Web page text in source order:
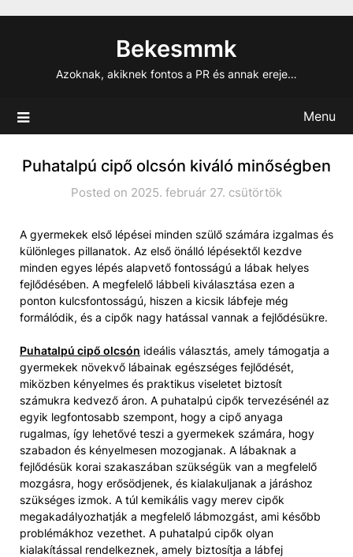
Bekesmmk
Azoknak, akiknek fontos a PR és annak ereje…
Menu
Puhatalpú cipő olcsón kiváló minőségben
Posted on 2025. február 27. csütörtök
A gyermekek első lépései minden szülő számára izgalmas és
különleges pillanatok. Az első önálló lépésektől kezdve
minden egyes lépés alapvető fontosságú a lábak helyes
fejlődésében. A megfelelő lábbeli kiválasztása ezen a
ponton kulcsfontosságú, hiszen a kicsik lábfeje még
formálódik, és a cipők nagy hatással vannak a fejlődésükre.
Puhatalpú cipő olcsón ideális választás, amely támogatja a
gyermekek növekvő lábainak egészséges fejlődését,
miközben kényelmes és praktikus viseletet biztosít
számukra kedvező áron. A puhatalpú cipők tervezésénél az
egyik legfontosabb szempont, hogy a cipő anyaga
rugalmas, így lehetővé teszi a gyermekek számára, hogy
szabadon és kényelmesen mozogjanak. A lábaknak a
fejlődésük korai szakaszában szükségük van a megfelelő
mozgásra, hogy erősödjenek, és kialakuljanak a járáshoz
szükséges izmok. A túl kemikális vagy merev cipők
megakadályozhatják a megfelelő lábmozgást, ami később
problémákhoz vezethet. A puhatalpú cipők olyan
kialakítással rendelkeznek, amely biztosítja a lábfej